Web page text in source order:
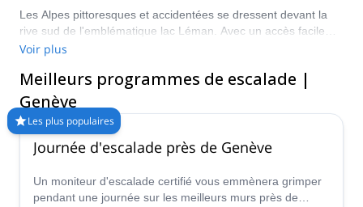
Les Alpes pittoresques et accidentées se dressent devant la
rive sud de l'emblématique lac Léman. Avec un accès facile
aux montagnes, Genève est le tremplin idéal pour se lancer
infini de places disponibles, l'escalade ici est accessible à tous
les niveaux. Visitez la ville pendant les mois les plus chauds,
entre avril et octobre, pour bénéficier de conditions d'escalade
idéales.
Voir plus
Meilleurs programmes de escalade |
Genève
Les plus populaires
Journée d'escalade près de Genève
Un moniteur d'escalade certifié vous emmènera grimper
pendant une journée sur les meilleurs murs près de